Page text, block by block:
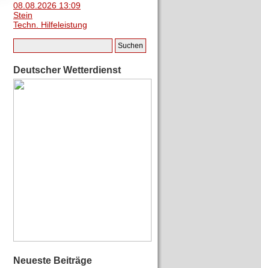
08.08.2026 13:09
Stein
Techn. Hilfeleistung
Deutscher Wetterdienst
Neueste Beiträge